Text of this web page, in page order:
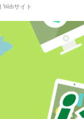
Webサイト